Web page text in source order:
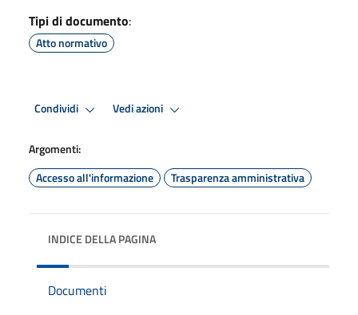
Tipi di documento:
Atto normativo
Condividi Vedi azioni
Argomenti:
Accesso all'informazione
Trasparenza amministrativa
INDICE DELLA PAGINA
Documenti